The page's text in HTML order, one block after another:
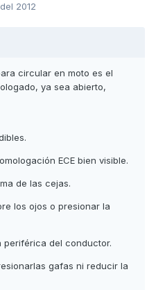
2012
circular en moto es el
ya sea abierto,
ECE bien visible.
de las cejas.
los ojos o presionar la
periférica del conductor.
gafas ni reducir la